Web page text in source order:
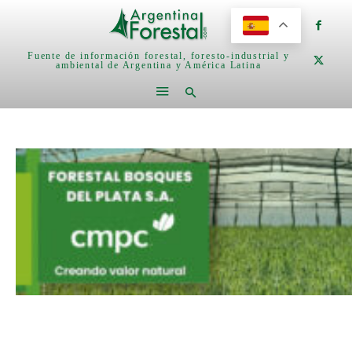
Fuente de información forestal, foresto-industrial y
ambiental de Argentina y América Latina